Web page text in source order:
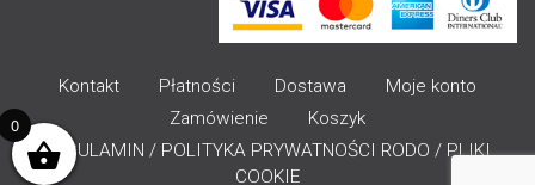
Kontakt Płatności Dostawa
Moje konto
Zamówienie
Koszyk
REGULAMIN / POLITYKA PRYWATNOŚCI RODO / PLIKI
COOKIE
0